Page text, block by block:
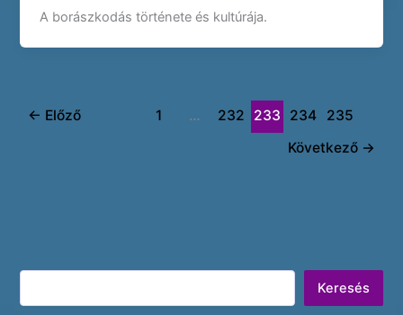
A borászkodás története és kultúrája.
← Előző 1 … 232 233 234
235
Következő →
Keresés
Keresés